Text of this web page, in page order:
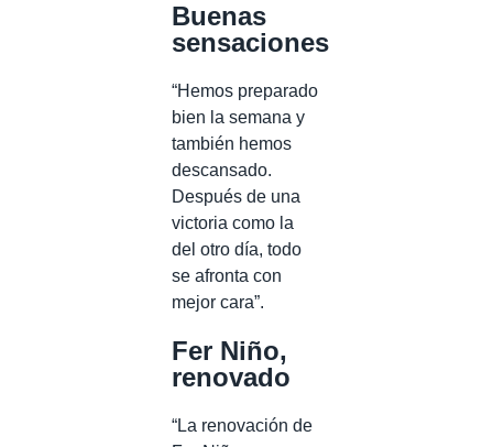
Buenas
sensaciones
“Hemos preparado
bien la semana y
también hemos
descansado.
Después de una
victoria como la
del otro día, todo
se afronta con
mejor cara”.
Fer Niño,
renovado
“La renovación de